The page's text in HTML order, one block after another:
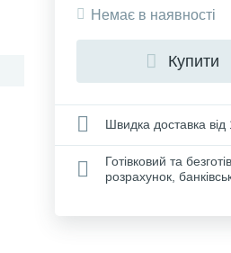
Немає в наявності
Купити
Швидка доставка від
Готівковий та
розрахунок,